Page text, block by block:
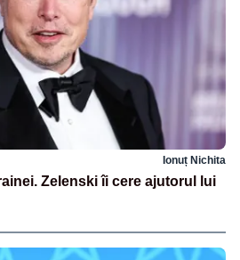
Ionuț Nichita
Zelenski îi cere ajutorul lui